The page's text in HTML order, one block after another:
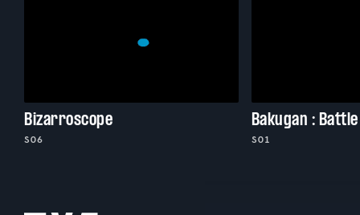
Bizarroscope
S06
Bakugan :
S01